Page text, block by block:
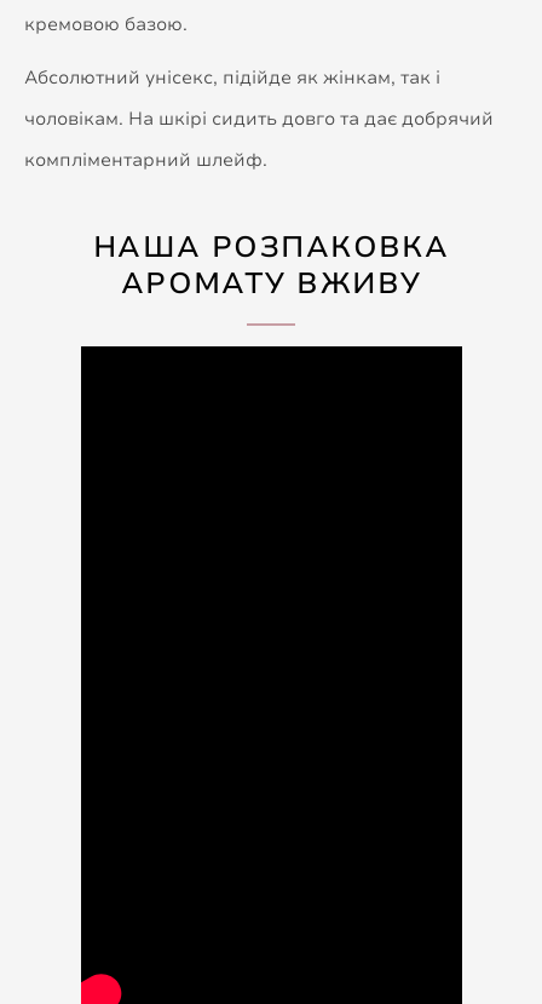
кремовою базою.
Абсолютний унісекс, підійде як жінкам, так і
чоловікам. На шкірі сидить довго та дає добрячий
компліментарний шлейф.
НАША РОЗПАКОВКА
АРОМАТУ ВЖИВУ